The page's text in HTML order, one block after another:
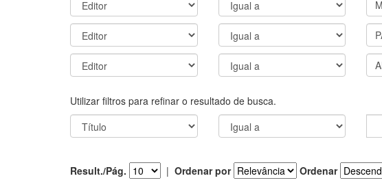
Utilizar filtros para refinar o resultado de busca.
Result./Pág. | Ordenar por Ordenar